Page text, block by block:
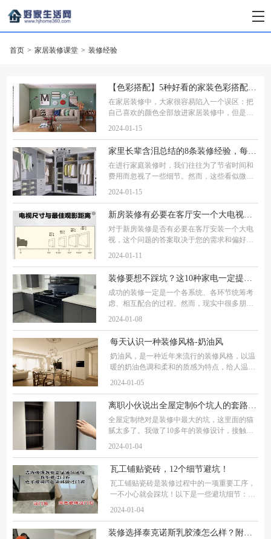
首页 > 家居装修课堂 > 装修经验
在家居装修中，大家很容易陷入一个误区：把
自己喜欢的颜色全部放进家居装修中，但是自
活给大家分享一下五种好看的装修配色方案，
2024-01-15
在进行家庭装修时，我们往往为了节省时间和
费用而忽视了一些细节。然而，这些看似微不
辈，他们含泪总结出了以下八条宝贵经验，每
一
2024-01-15
对于新房装修是否有必要在客厅安装一个大电
视，这个问题的答案取决于您的需求和偏好。
影、电视节目或玩游戏，那么大电视可能是一
2024-01-11
成功的装修一定是一个各系统、各环节统筹考
虑、相互配合的过程。然而，现实中很多朋友
方便。作为过来人，这次为大家整理了装修时
2024-01-08
每天认识一种装修风格-奶油风
奶油风，是一种近年来流行的装修风格，以温
暖的奶油色调和柔和的质感为特点，给人温
温暖的奶油色调：奶油风以奶油色系为主，包
2024-01-05
全屋定制绝对是装修中最大的坑，这里面的猫
腻太多了。我做了10多年的装修设计，接触了
制最容易踩的坑。 第一个坑就是套餐价，什么
19
2024-01-04
瓦工铺贴瓷砖，12个细节避坑！
瓦工铺贴瓷砖是装修过程中的一项重要工序，
一不小心就会踩坑！以下是一些避坑细节：1.
美观，总之能藏的就藏，这样贴出来的瓷砖才
2024-01-04